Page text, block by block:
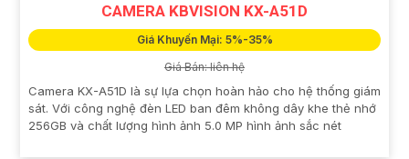
CAMERA KBVISION KX-A51D
Giá Khuyến Mại: 5%-35%
Giá Bán: liên hệ
Camera KX-A51D là sự lựa chọn hoàn hảo cho hệ thống giám
sát. Với công nghệ đèn LED ban đêm không dây khe thẻ nhớ
256GB và chất lượng hình ảnh 5.0 MP hình ảnh sắc nét